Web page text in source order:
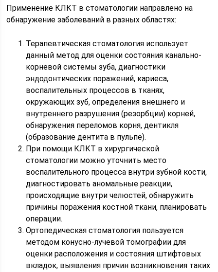
Применение КЛКТ в стоматологии направлено на
обнаружение заболеваний в разных областях:
Терапевтическая стоматология использует
данный метод для оценки состояния канально-
корневой системы зуба, диагностики
эндодонтических поражений, кариеса,
воспалительных процессов в тканях,
окружающих зуб, определения внешнего и
внутреннего разрушения (резорбции) корней,
обнаружения переломов корня, дентикля
(образование дентита в пульпе).
При помощи КЛКТ в хирургической
стоматологии можно уточнить место
воспалительного процесса внутри зубной кости,
диагностировать аномальные реакции,
происходящие внутри челюстей, обнаружить
причины поражения костной ткани, планировать
операции.
Ортопедическая стоматология пользуется
методом конусно-лучевой томографии для
оценки расположения и состояния штифтовых
вкладок, выявления причин возникновения таких